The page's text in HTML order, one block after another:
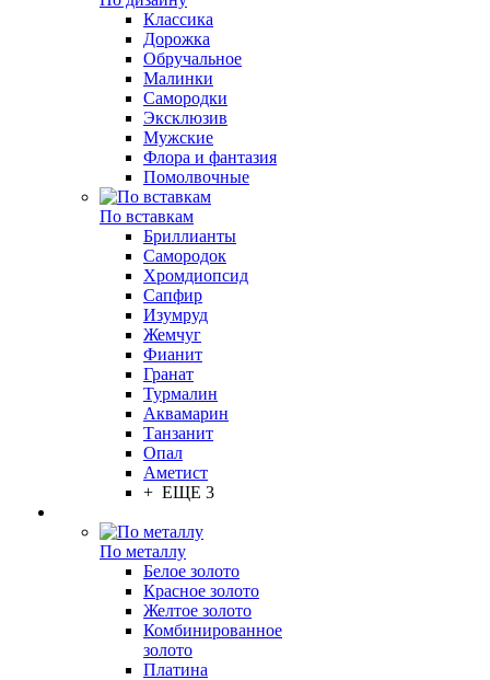
Классика
Дорожка
Обручальное
Малинки
Самородки
Эксклюзив
Мужские
Флора и фантазия
Помолвочные
По вставкам
Бриллианты
Самородок
Хромдиопсид
Сапфир
Изумруд
Жемчуг
Фианит
Гранат
Турмалин
Аквамарин
Танзанит
Опал
Аметист
+ ЕЩЕ 3
По металлу
Белое золото
Красное золото
Желтое золото
Комбинированное
золото
Платина